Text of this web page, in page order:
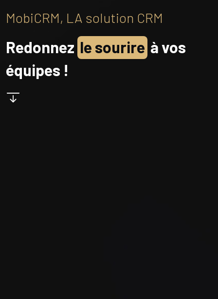
MobiCRM, LA solution CRM
Redonnez le sourire à vos
équipes !